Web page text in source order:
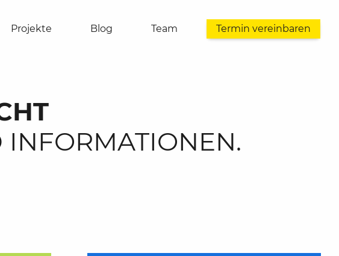
Projekte Blog Team Termin vereinbaren